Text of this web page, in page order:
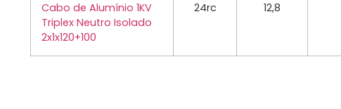
Cabo de Alumínio 1KV
Triplex Neutro Isolado
2x1x120+100
24rc 12,8